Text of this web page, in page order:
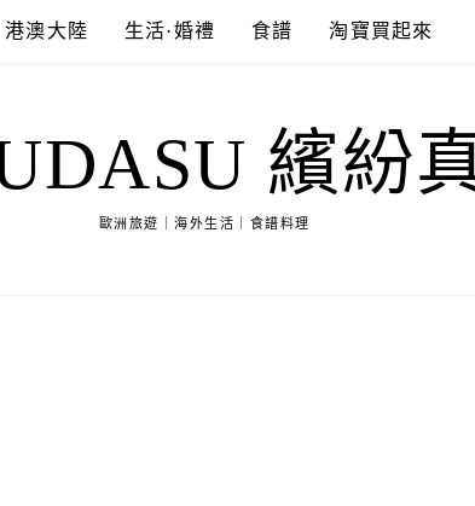
港澳大陸 生活·婚禮 食譜 淘寶買起來
繽紛
歐洲旅遊｜海外生活｜食譜料理